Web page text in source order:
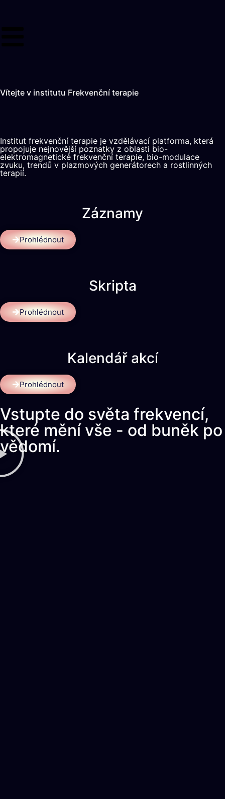
Vítejte v institutu Frekvenční terapie
Institut frekvenční terapie je vzdělávací platforma, která
propojuje nejnovější poznatky z oblasti bio-
elektromagnetické frekvenční terapie, bio-modulace
zvuku, trendů v plazmových generátorech a rostlinných
terapií.
Záznamy
Prohlédnout
Skripta
Prohlédnout
Kalendář akcí
Prohlédnout
Vstupte do světa frekvencí,
které mění vše - od buněk po
vědomí.